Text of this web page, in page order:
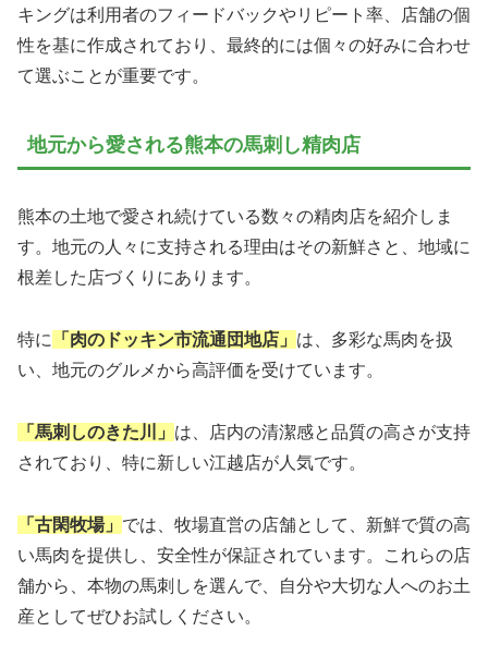
キングは利用者のフィードバックやリピート率、店舗の個
性を基に作成されており、最終的には個々の好みに合わせ
て選ぶことが重要です。
地元から愛される熊本の馬刺し精肉店
熊本の土地で愛され続けている数々の精肉店を紹介しま
す。地元の人々に支持される理由はその新鮮さと、地域に
根差した店づくりにあります。
特に 「肉のドッキン市流通団地店」 は、多彩な馬肉を扱
い、地元のグルメから高評価を受けています。
「馬刺しのきた川」 は、店内の清潔感と品質の高さが支持
されており、特に新しい江越店が人気です。
「古閑牧場」 では、牧場直営の店舗として、新鮮で質の高
い馬肉を提供し、安全性が保証されています。これらの店
舗から、本物の馬刺しを選んで、自分や大切な人へのお土
産としてぜひお試しください。